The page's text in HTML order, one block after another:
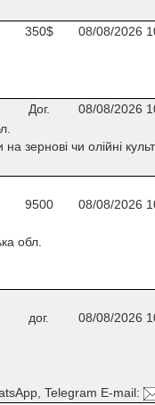
350$
08/08/2026
Дог.
08/08/2026
зернові чи олійні
9500 08/08/2026
обл.
дог. 08/08/2026
Telegram E-mail: